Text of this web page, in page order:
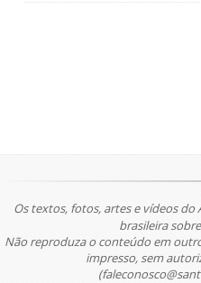
Os textos, fotos, artes e vídeos do
brasileira
Não reproduza o conteúdo em
impresso, sem